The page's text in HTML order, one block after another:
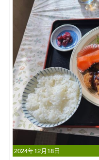
2024年12月18日